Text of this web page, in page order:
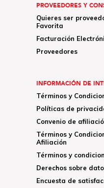
PROVEEDORES Y
Quieres ser
Favorita
Facturación
Proveedores
INFORMACIÓN DE
Términos y
Políticas de
Convenio de
Términos y
Afiliación
Términos y
Derechos sobre
Encuesta de